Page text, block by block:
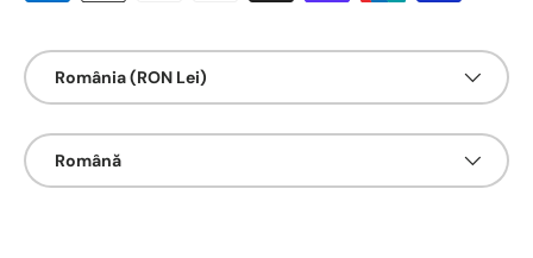
Țarǎ/Regiune
România (RON Lei)
Limbā
Română